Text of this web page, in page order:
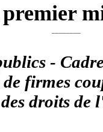
-
firmes
droits de